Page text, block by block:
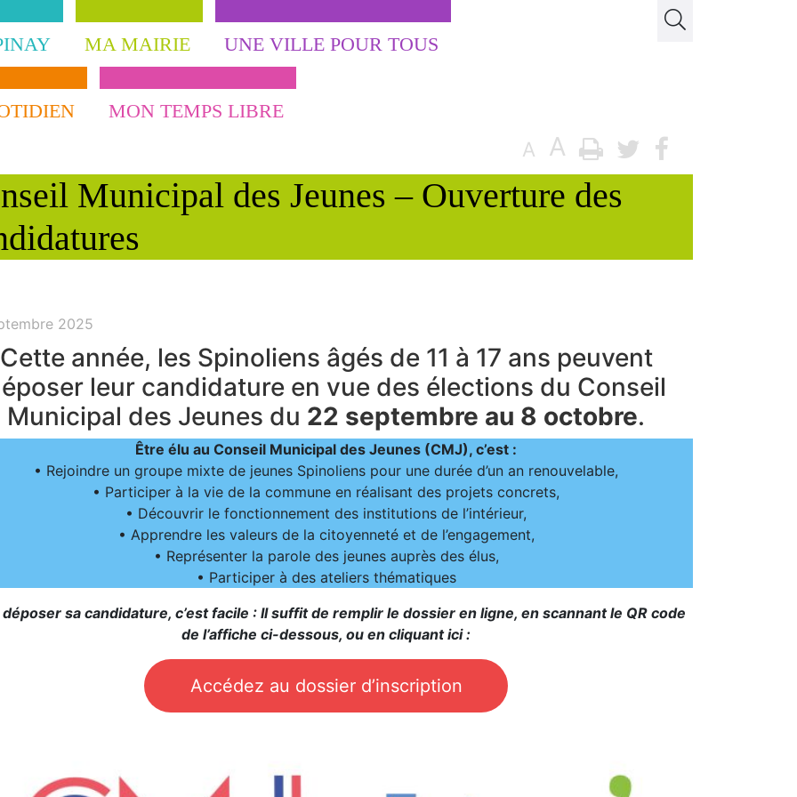
MA MAIRIE UNE VILLE POUR TOUS
MON TEMPS LIBRE
Municipal des Jeunes – Ouverture des
2025
A A
Cette année, les Spinoliens âgés de 11 à 17 ans peuvent
leur candidature en vue des élections du Conseil
Municipal des Jeunes du 22 septembre au 8 octobre.
Être élu au Conseil Municipal des Jeunes (CMJ), c’est :
• Rejoindre un groupe mixte de jeunes Spinoliens pour une durée d’un an renouvelable,
• Participer à la vie de la commune en réalisant des projets concrets,
• Découvrir le fonctionnement des institutions de l’intérieur,
• Apprendre les valeurs de la citoyenneté et de l’engagement,
• Représenter la parole des jeunes auprès des élus,
• Participer à des ateliers thématiques
sa candidature, c’est facile : Il suffit de remplir le dossier en ligne, en scannant le QR code
de l’affiche ci-dessous, ou en cliquant ici :
Accédez au dossier d’inscription